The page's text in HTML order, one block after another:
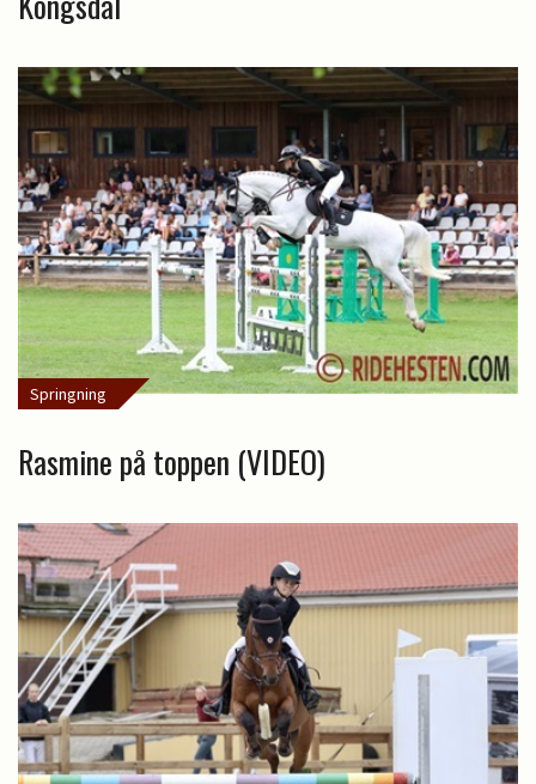
Springning
Rasmine på toppen (VIDEO)